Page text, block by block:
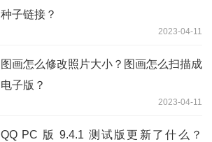
种子链接？
2023-04-11
图画怎么修改照片大小？图画怎么扫描成
电子版？
2023-04-11
QQ PC 版 9.4.1 测试版更新了什么？